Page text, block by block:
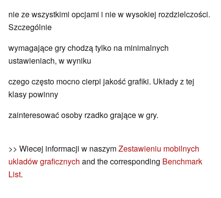
nie ze wszystkimi opcjami i nie w wysokiej rozdzielczości.
Szczególnie
wymagające gry chodzą tylko na minimalnych
ustawieniach, w wyniku
czego często mocno cierpi jakość grafiki. Układy z tej
klasy powinny
zainteresować osoby rzadko grające w gry.
>> Wiecej informacji w naszymZestawieniu mobilnych
ukladów graficznych and the corresponding Benchmark
List.